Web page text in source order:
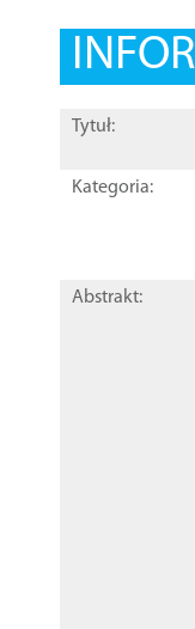
Tytuł:
Kategoria:
Abstrakt: